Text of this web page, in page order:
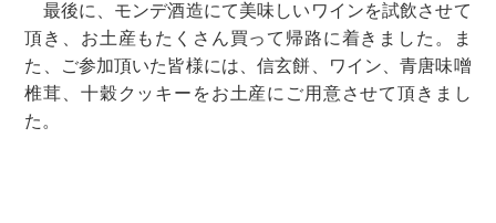
最後に、モンデ酒造にて美味しいワインを試飲させて
頂き、お土産もたくさん買って帰路に着きました。ま
た、ご参加頂いた皆様には、信玄餅、ワイン、青唐味噌
椎茸、十穀クッキーをお土産にご用意させて頂きまし
た。